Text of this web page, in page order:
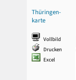
Thüringen-
karte
Vollbild
Drucken
Excel